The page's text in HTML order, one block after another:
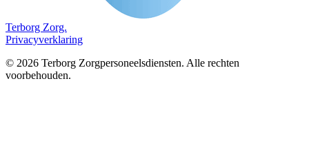
Terborg Zorg.
Privacyverklaring
© 2026 Terborg Zorgpersoneelsdiensten. Alle rechten
voorbehouden.